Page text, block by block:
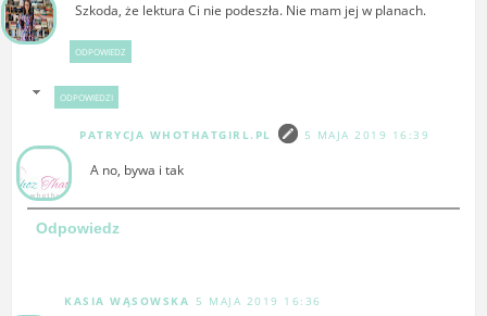
Szkoda, że lektura Ci nie podeszła. Nie mam jej w planach.
ODPOWIEDZ
ODPOWIEDZI
PATRYCJA WHOTHATGIRL.PL 5 MAJA 2019 16:39
A no, bywa i tak
Odpowiedz
KASIA WĄSOWSKA 5 MAJA 2019 16:36